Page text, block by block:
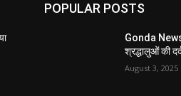
POPULAR POSTS
Gonda News:
श्रद्धालुओं की
August 3, 2025